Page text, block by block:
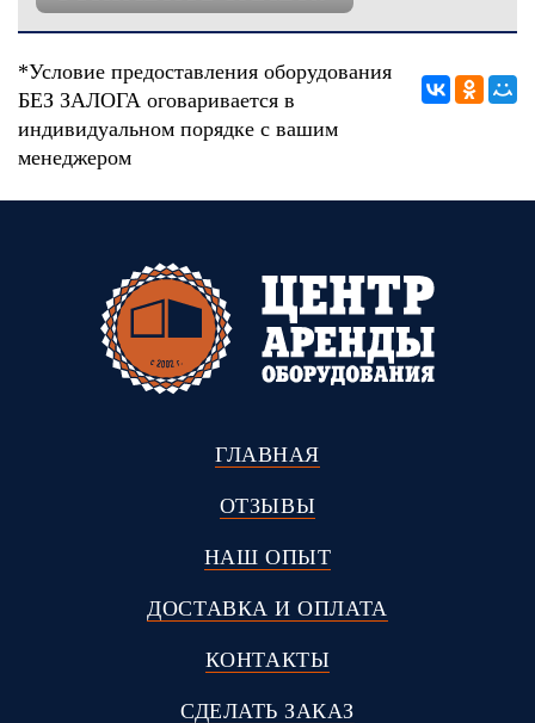
*Условие предоставления оборудования
БЕЗ ЗАЛОГА оговаривается в
индивидуальном порядке с вашим
менеджером
ГЛАВНАЯ
ОТЗЫВЫ
НАШ ОПЫТ
ДОСТАВКА И ОПЛАТА
КОНТАКТЫ
СДЕЛАТЬ ЗАКАЗ